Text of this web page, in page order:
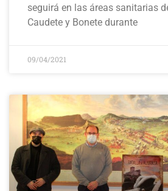
seguirá en las áreas sanitarias
Caudete y Bonete durante
09/04/2021